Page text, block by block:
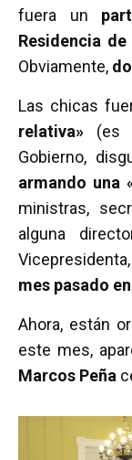
fuera un
Residencia
Obviamente,
Las chicas
relativa» (es
Gobierno,
armando una
ministras,
alguna
mes pasado
Ahora, están
este mes,
Marcos Peña